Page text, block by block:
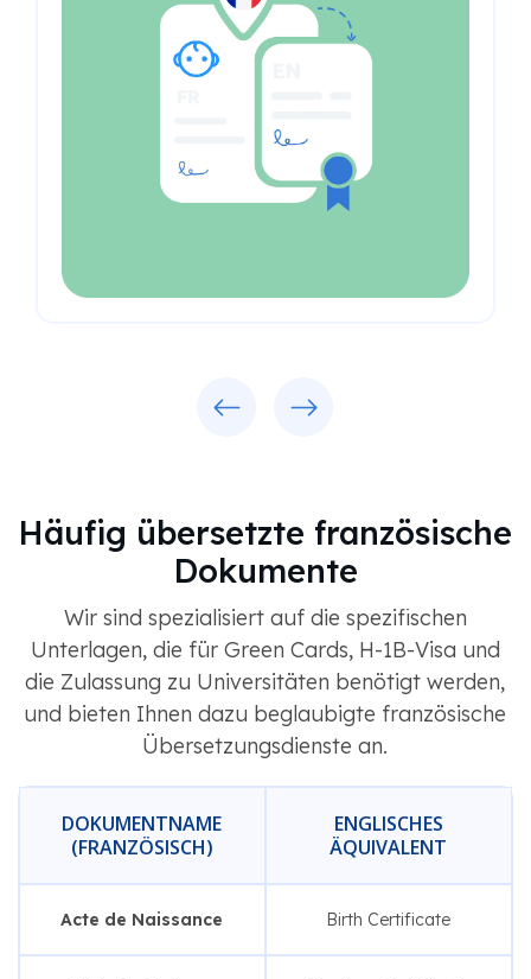
Häufig übersetzte französische
Dokumente
Wir sind spezialisiert auf die spezifischen
Unterlagen, die für Green Cards, H-1B-Visa und
die Zulassung zu Universitäten benötigt werden,
und bieten Ihnen dazu beglaubigte französische
Übersetzungsdienste an.
DOKUMENTNAME
(FRANZÖSISCH)
ENGLISCHES
ÄQUIVALENT
Acte de Naissance Birth Certificate